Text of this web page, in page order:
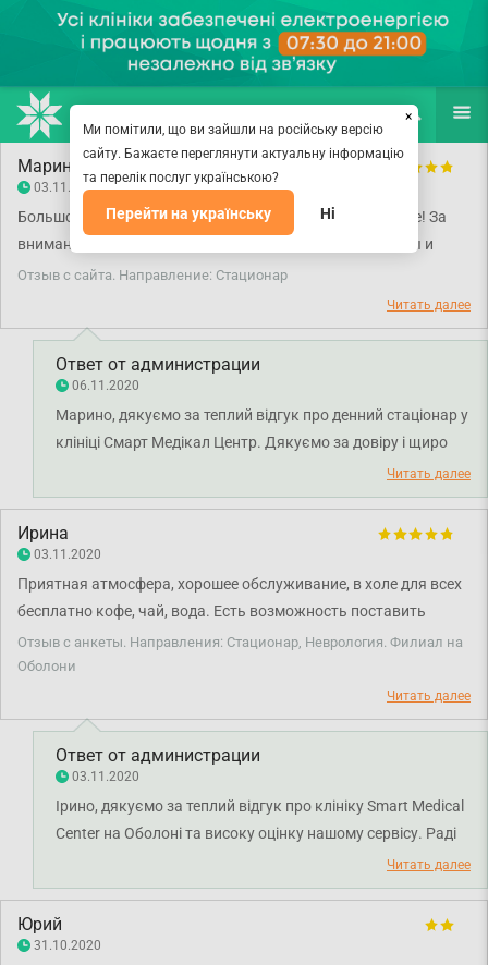
Марина
03.11.2020
Большое спасибо мед. персоналу в дневном стационаре! За
внимание, заботу, бережное отношение. На капельницы и
уколы хожу даже с удовольствием)
Отзыв с сайта. Направление: Стационар
Читать далее
Ответ от администрации
06.11.2020
Марино, дякуємо за теплий відгук про денний стаціонар у
клініці Смарт Медікал Центр. Дякуємо за довіру і щиро
Читать далее
Ирина
03.11.2020
Приятная атмосфера, хорошее обслуживание, в холе для всех
бесплатно кофе, чай, вода. Есть возможность поставить
капельницу по назначению невропатолога. Лайк 😊👍
Отзыв с анкеты. Направления: Стационар, Неврология. Филиал на
Оболони
Читать далее
Ответ от администрации
03.11.2020
Ірино, дякуємо за теплий відгук про клініку Smart Medical
Center на Оболоні та високу оцінку нашому сервісу. Раді
чути, що ви залишилися задоволені візитом. Дякуємо за
довіру і щиро бажаємо вам міцного здоров'я!
Читать далее
Юрий
31.10.2020
(067) 127-03-03
ПОИСК ЕЩЁ
×
Ми помітили, що ви зайшли на російську версію
сайту. Бажаєте переглянути актуальну інформацію
та перелік послуг українською?
Перейти на українську Ні